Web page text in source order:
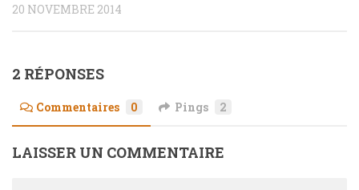
20 NOVEMBRE 2014
2 RÉPONSES
Commentaires 0 Pings 2
LAISSER UN COMMENTAIRE